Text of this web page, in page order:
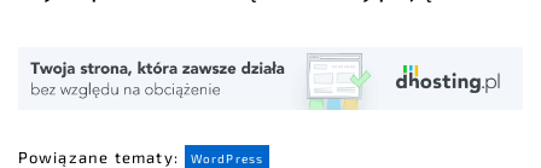
Powiązane tematy: WordPress